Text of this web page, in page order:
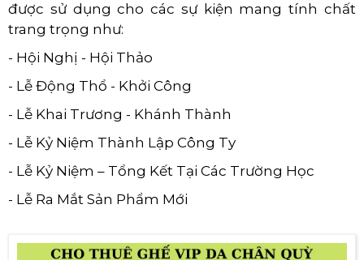
được sử dụng cho các sự kiện mang tính chất
trang trọng như:
- Hội Nghị - Hội Thảo
- Lễ Động Thổ - Khởi Công
- Lễ Khai Trương - Khánh Thành
- Lễ Kỷ Niệm Thành Lập Công Ty
- Lễ Kỷ Niệm – Tổng Kết Tại Các Trường Học
- Lễ Ra Mắt Sản Phẩm Mới